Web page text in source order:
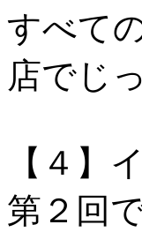
すべて
店でじ
【４】
第２回